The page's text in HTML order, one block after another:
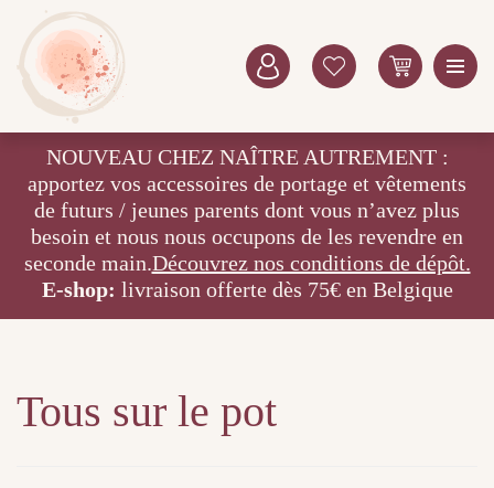
NOUVEAU CHEZ NAÎTRE AUTREMENT :
apportez vos accessoires de portage et vêtements
de futurs / jeunes parents dont vous n’avez plus
besoin et nous nous occupons de les revendre en
seconde main.Découvrez nos conditions de dépôt.
E-shop: livraison offerte dès 75€ en Belgique
Tous sur le pot